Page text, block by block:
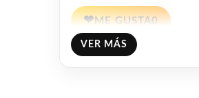
❤ME GUSTA0
👍 0 personas recomiendan
VER MÁS